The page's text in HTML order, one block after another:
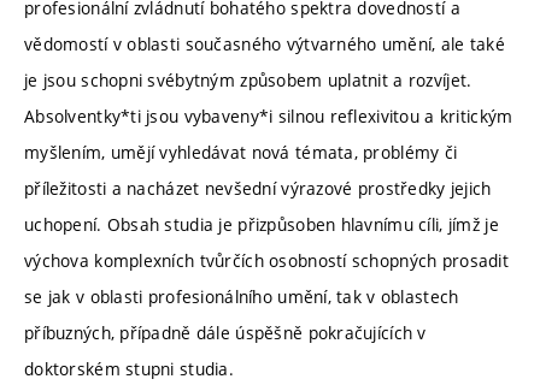
profesionální zvládnutí bohatého spektra dovedností a
vědomostí v oblasti současného výtvarného umění, ale také
je jsou schopni svébytným způsobem uplatnit a rozvíjet.
Absolventky*ti jsou vybaveny*i silnou reflexivitou a kritickým
myšlením, umějí vyhledávat nová témata, problémy či
příležitosti a nacházet nevšední výrazové prostředky jejich
uchopení. Obsah studia je přizpůsoben hlavnímu cíli, jímž je
výchova komplexních tvůrčích osobností schopných prosadit
se jak v oblasti profesionálního umění, tak v oblastech
příbuzných, případně dále úspěšně pokračujících v
doktorském stupni studia.